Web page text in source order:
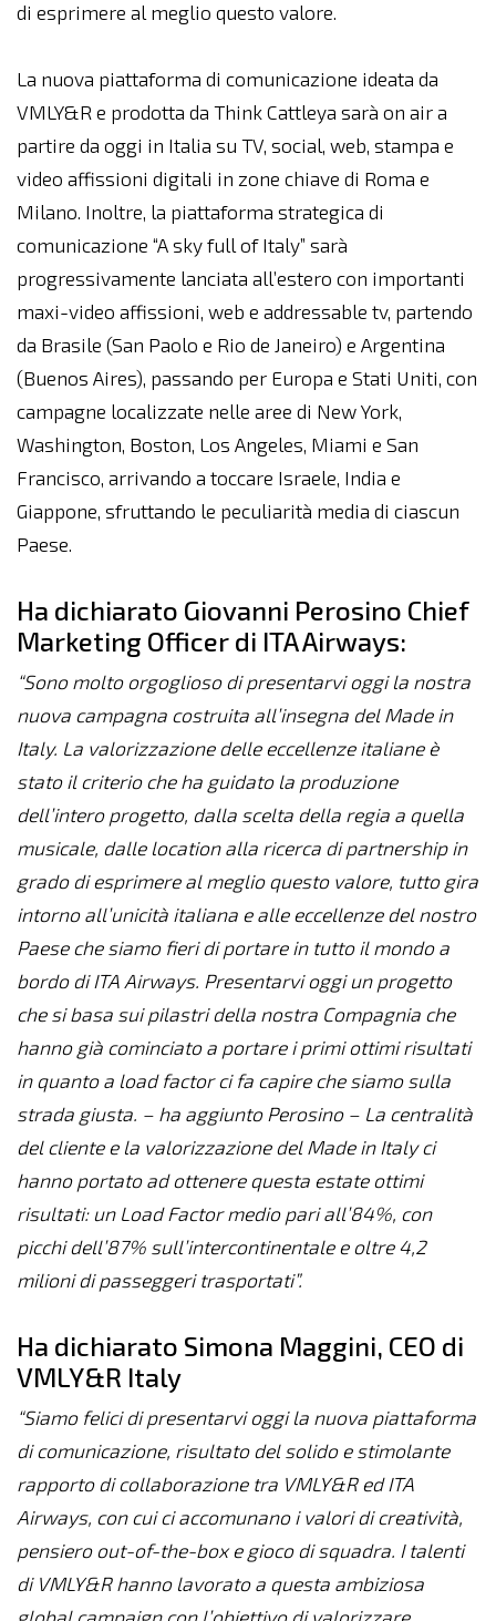
di esprimere al meglio questo valore.
La nuova piattaforma di comunicazione ideata da
VMLY&R e prodotta da Think Cattleya sarà on air a
partire da oggi in Italia su TV, social, web, stampa e
video affissioni digitali in zone chiave di Roma e
Milano. Inoltre, la piattaforma strategica di
comunicazione “A sky full of Italy” sarà
progressivamente lanciata all’estero con importanti
maxi-video affissioni, web e addressable tv, partendo
da Brasile (San Paolo e Rio de Janeiro) e Argentina
(Buenos Aires), passando per Europa e Stati Uniti, con
campagne localizzate nelle aree di New York,
Washington, Boston, Los Angeles, Miami e San
Francisco, arrivando a toccare Israele, India e
Giappone, sfruttando le peculiarità media di ciascun
Paese.
Ha dichiarato Giovanni Perosino Chief
Marketing Officer di ITA Airways:
“Sono molto orgoglioso di presentarvi oggi la nostra
nuova campagna costruita all’insegna del Made in
Italy. La valorizzazione delle eccellenze italiane è
stato il criterio che ha guidato la produzione
dell’intero progetto, dalla scelta della regia a quella
musicale, dalle location alla ricerca di partnership in
grado di esprimere al meglio questo valore, tutto gira
intorno all’unicità italiana e alle eccellenze del nostro
Paese che siamo fieri di portare in tutto il mondo a
bordo di ITA Airways. Presentarvi oggi un progetto
che si basa sui pilastri della nostra Compagnia che
hanno già cominciato a portare i primi ottimi risultati
in quanto a load factor ci fa capire che siamo sulla
strada giusta. – ha aggiunto Perosino – La centralità
del cliente e la valorizzazione del Made in Italy ci
hanno portato ad ottenere questa estate ottimi
risultati: un Load Factor medio pari all’84%, con
picchi dell’87% sull’intercontinentale e oltre 4,2
milioni di passeggeri trasportati”.
Ha dichiarato Simona Maggini, CEO di
VMLY&R Italy
“Siamo felici di presentarvi oggi la nuova piattaforma
di comunicazione, risultato del solido e stimolante
rapporto di collaborazione tra VMLY&R ed ITA
Airways, con cui ci accomunano i valori di creatività,
pensiero out-of-the-box e gioco di squadra. I talenti
di VMLY&R hanno lavorato a questa ambiziosa